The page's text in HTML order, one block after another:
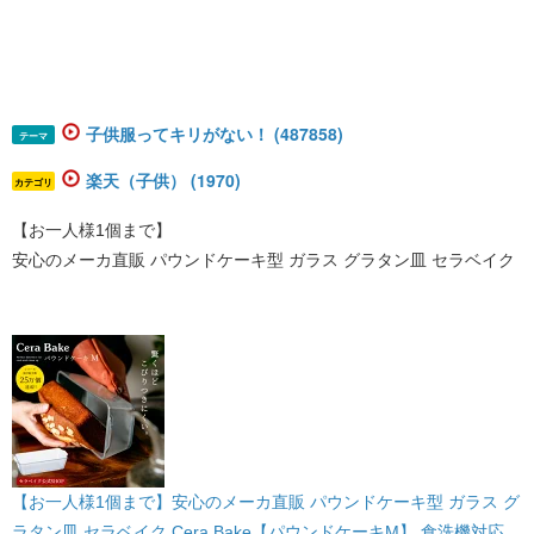
テーマ 子供服ってキリがない！ (487858)
カテゴリ 楽天（子供） (1970)
【お一人様1個まで】
安心のメーカ直販 パウンドケーキ型 ガラス グラタン皿 セラベイク
【お一人様1個まで】安心のメーカ直販 パウンドケーキ型 ガラス グ